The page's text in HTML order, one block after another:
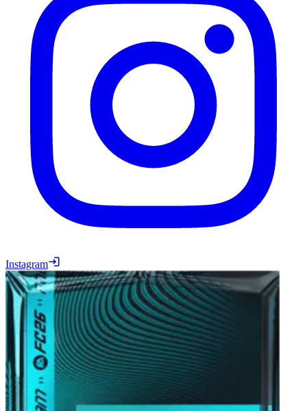
Instagram